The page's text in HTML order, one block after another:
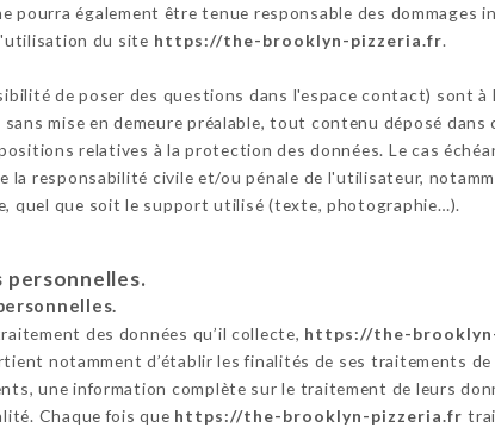
pourra également être tenue responsable des
du site https://the-brooklyn-pizzeria.fr.
de poser des questions dans l'espace contact) sont
mise en demeure préalable, tout contenu déposé
relatives à la protection des données. Le cas
la responsabilité civile et/ou pénale de l'utilisateur,
quel que soit le support utilisé (texte, photographie…).
personnelles.
des données qu’il collecte, https://the-
notamment d’établir les finalités de ses traitements
une information complète sur le traitement de leurs
Chaque fois que https://the-brooklyn-pizzeria.fr